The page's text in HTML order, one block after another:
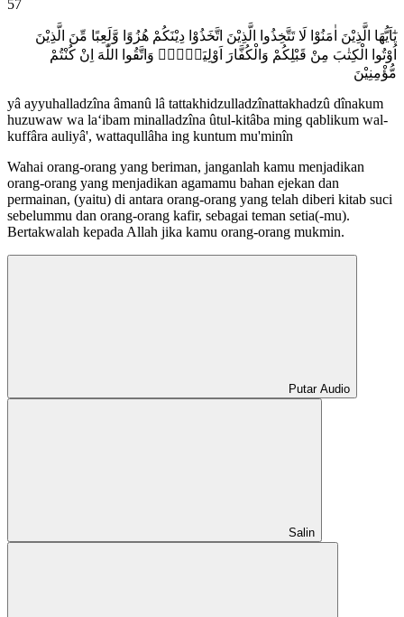
57
يٰٓاَيُّهَا الَّذِيْنَ اٰمَنُوْا لَا تَتَّخِذُوا الَّذِيْنَ اتَّخَذُوْا دِيْنَكُمْ هُزُوًا وَّلَعِبًا مِّنَ الَّذِيْنَ
اُوْتُوا الْكِتٰبَ مِنْ قَبْلِكُمْ وَالْكُفَّارَ اَوْلِيَاۤءَۚ وَاتَّقُوا اللّٰهَ اِنْ كُنْتُمْ
مُّؤْمِنِيْنَ
yâ ayyuhalladzîna âmanû lâ tattakhidzulladzînattakhadzû dînakum
huzuwaw wa la‘ibam minalladzîna ûtul-kitâba ming qablikum wal-
kuffâra auliyâ', wattaqullâha ing kuntum mu'minîn
Wahai orang-orang yang beriman, janganlah kamu menjadikan
orang-orang yang menjadikan agamamu bahan ejekan dan
permainan, (yaitu) di antara orang-orang yang telah diberi kitab suci
sebelummu dan orang-orang kafir, sebagai teman setia(-mu).
Bertakwalah kepada Allah jika kamu orang-orang mukmin.
Putar Audio
Salin